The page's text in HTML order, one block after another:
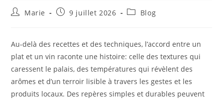
Auteur/autrice
publication :
Marie
Publication
9 juillet 2026
PostBlog
Au-delà des recettes et des techniques, l’accord entre un
plat et un vin raconte une histoire: celle des textures qui
caressent le palais, des températures qui révèlent des
arômes et d’un terroir lisible à travers les gestes et les
produits locaux. Des repères simples et durables peuvent